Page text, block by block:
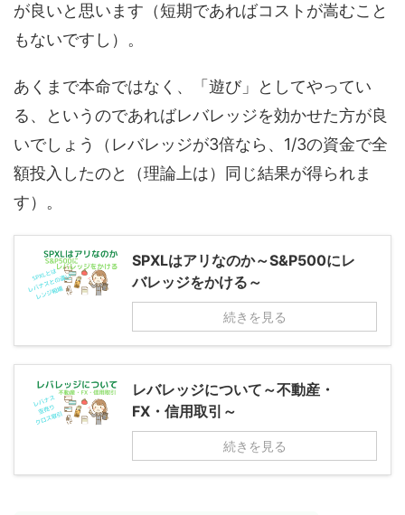
が良いと思います（短期であればコストが嵩むこと
もないですし）。
あくまで本命ではなく、「遊び」としてやってい
る、というのであればレバレッジを効かせた方が良
いでしょう（レバレッジが3倍なら、1/3の資金で全
額投入したのと（理論上は）同じ結果が得られま
す）。
SPXLはアリなのか～S&P500にレ
バレッジをかける～
続きを見る
レバレッジについて～不動産・
FX・信用取引～
続きを見る